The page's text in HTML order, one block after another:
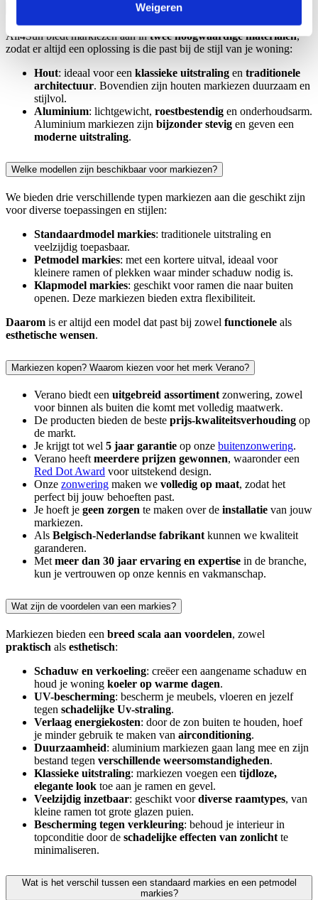
Weigeren
Welke materialen gebruiken jullie voor markiezen?
All4Sun biedt markiezen aan intwee hoogwaardige materialen,
zodat er altijd een oplossing is die past bij de stijl van je woning:
Hout: ideaal voor een klassieke uitstraling en traditionele
architectuur. Bovendien zijn houten markiezen duurzaam en
stijlvol.
Aluminium: lichtgewicht, roestbestendig en onderhoudsarm.
Aluminium markiezen zijn bijzonder stevig en geven een
moderne uitstraling.
Welke modellen zijn beschikbaar voor markiezen?
We bieden drie verschillende typen markiezen aan die geschikt zijn
voor diverse toepassingen en stijlen:
Standaardmodel markies: traditionele uitstraling en
veelzijdig toepasbaar.
Petmodel markies: met een kortere uitval, ideaal voor
kleinere ramen of plekken waar minder schaduw nodig is.
Klapmodel markies: geschikt voor ramen die naar buiten
openen. Deze markiezen bieden extra flexibiliteit.
Daarom is er altijd een model dat past bij zowel functionele als
esthetische wensen.
Markiezen kopen? Waarom kiezen voor het merk Verano?
Verano biedt een uitgebreid assortimentzonwering, zowel
voor binnen als buiten die komt met volledig maatwerk.
De producten bieden de beste prijs-kwaliteitsverhouding op
de markt.
Je krijgt tot wel 5 jaar garantie op onze buitenzonwering.
Verano heeftmeerdere prijzen gewonnen, waaronder een
Red Dot Award voor uitstekend design.
Onze zonwering maken we volledig op maat, zodat het
perfect bij jouw behoeften past.
Je hoeft je geen zorgen te maken over de installatie van jouw
markiezen.
Als Belgisch-Nederlandse fabrikantkunnen we kwaliteit
garanderen.
Metmeer dan 30 jaar ervaring en expertise in de branche,
kun je vertrouwen op onze kennis en vakmanschap.
Wat zijn de voordelen van een markies?
Markiezen bieden een breed scala aan voordelen, zowel
praktisch als esthetisch:
Schaduw en verkoeling: creëer een aangename schaduw en
houd je woning koeler op warme dagen.
UV-bescherming: bescherm je meubels, vloeren en jezelf
tegen schadelijke Uv-straling.
Verlaag energiekosten: door de zon buiten te houden, hoef
je minder gebruik te maken van airconditioning.
Duurzaamheid: aluminium markiezen gaan lang mee en zijn
bestand tegen verschillende weersomstandigheden.
Klassieke uitstraling: markiezen voegen een tijdloze,
elegante look toe aan je ramen en gevel.
Veelzijdig inzetbaar: geschikt voordiverse raamtypes, van
kleine ramen tot grote glazen puien.
Bescherming tegen verkleuring: behoud je interieur in
topconditie door de schadelijke effecten van zonlicht te
minimaliseren.
Wat is het verschil tussen een standaard markies en een petmodel
markies?